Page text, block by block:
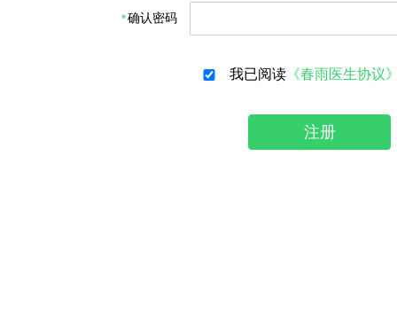
确认密码
我已阅读 《春雨医生协议
注册